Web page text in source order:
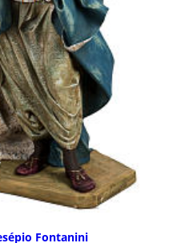
Fontanini